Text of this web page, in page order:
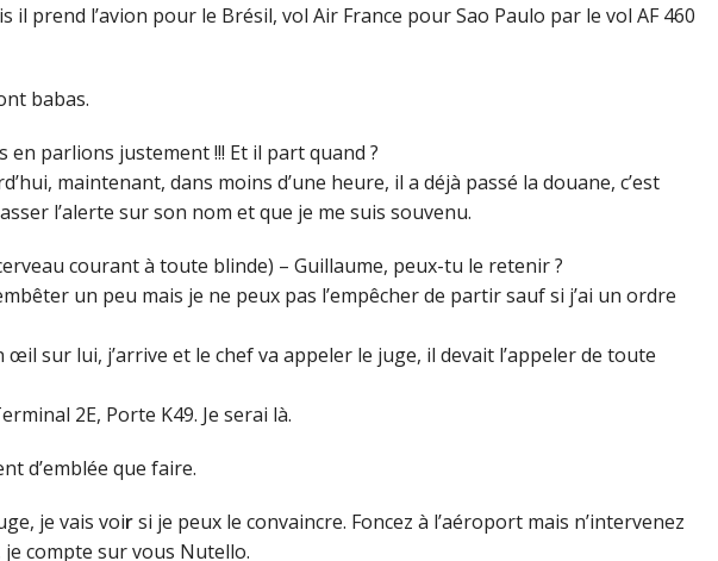
il prend l’avion pour le Brésil, vol Air France pour Sao Paulo par le vol AF 460
babas.
en parlions justement !!! Et il part quand ?
maintenant, dans moins d’une heure, il a déjà passé la douane, c’est
l’alerte sur son nom et que je me suis souvenu.
courant à toute blinde) – Guillaume, peux-tu le retenir ?
un peu mais je ne peux pas l’empêcher de partir sauf si j’ai un ordre
œil sur lui, j’arrive et le chef va appeler le juge, il devait l’appeler de toute
2E, Porte K49. Je serai là.
d’emblée que faire.
je vais voirsi je peux le convaincre. Foncez à l’aéroport mais n’intervenez
compte sur vous Nutello.